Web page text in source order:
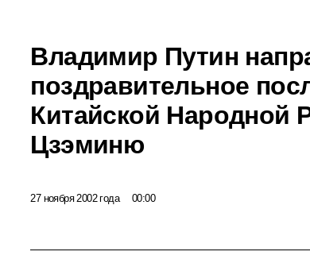
Владимир Путин
поздравительное
Китайской Народной
Цзэминю
27 ноября 2002 года 00:00